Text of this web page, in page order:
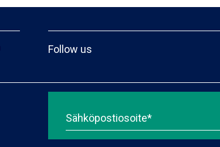
Follow us